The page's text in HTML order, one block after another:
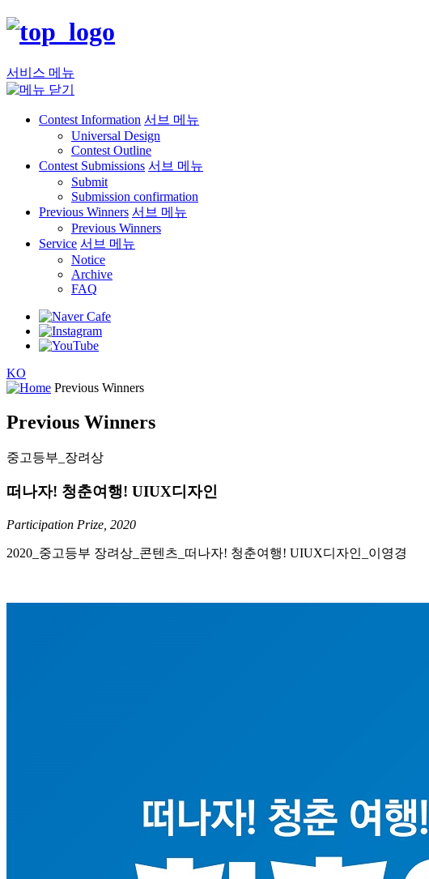
서비스 메뉴
Contest Information 서브 메뉴
Universal Design
Contest Outline
Contest Submissions 서브 메뉴
Submit
Submission confirmation
Previous Winners 서브 메뉴
Previous Winners
Service 서브 메뉴
Notice
Archive
FAQ
KO
Previous Winners
Previous Winners
중고등부_장려상
떠나자! 청춘여행! UIUX디자인
Participation Prize, 2020
2020_중고등부 장려상_콘텐츠_떠나자! 청춘여행! UIUX디자인_이영경